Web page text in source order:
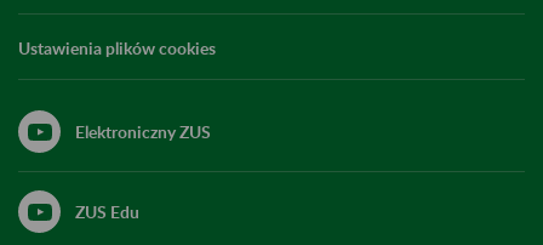
Ustawienia plików cookies
Elektroniczny ZUS
ZUS Edu